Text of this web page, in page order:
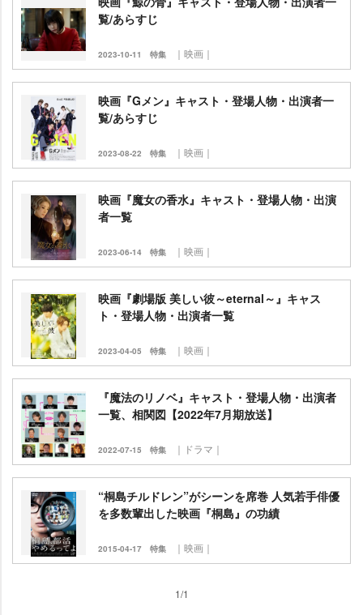
覧/あらすじ
2023-10-11 特集 ｜映画｜
映画『Gメン』キャスト・登場人物・出演者一
覧/あらすじ
2023-08-22 特集 ｜映画｜
映画『魔女の香水』キャスト・登場人物・出演
者一覧
2023-06-14 特集 ｜映画｜
映画『劇場版 美しい彼～eternal～』キャス
ト・登場人物・出演者一覧
2023-04-05 特集 ｜映画｜
『魔法のリノベ』キャスト・登場人物・出演者
一覧、相関図【2022年7月期放送】
2022-07-15 特集 ｜ドラマ｜
“桐島チルドレン”がシーンを席巻 人気若手俳優
を多数輩出した映画『桐島』の功績
2015-04-17 特集 ｜映画｜
1/1